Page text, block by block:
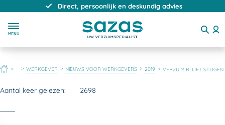
Direct, persoonlijk en deskundig advies
MENU
HOME WERKGEVER NIEUWS VOOR WERKGEVERS 2019 VERZUIM BLIJFT STIJGEN
Aantal keer gelezen: 2698